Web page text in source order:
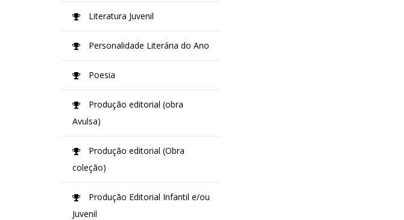
Literatura Juvenil
Personalidade Literária do Ano
Poesia
Produção editorial (obra
Avulsa)
Produção editorial (Obra
coleção)
Produção Editorial Infantil e/ou
Juvenil